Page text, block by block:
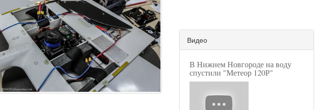
Видео
В Нижнем Новгороде на воду
спустили "Метеор 120Р"